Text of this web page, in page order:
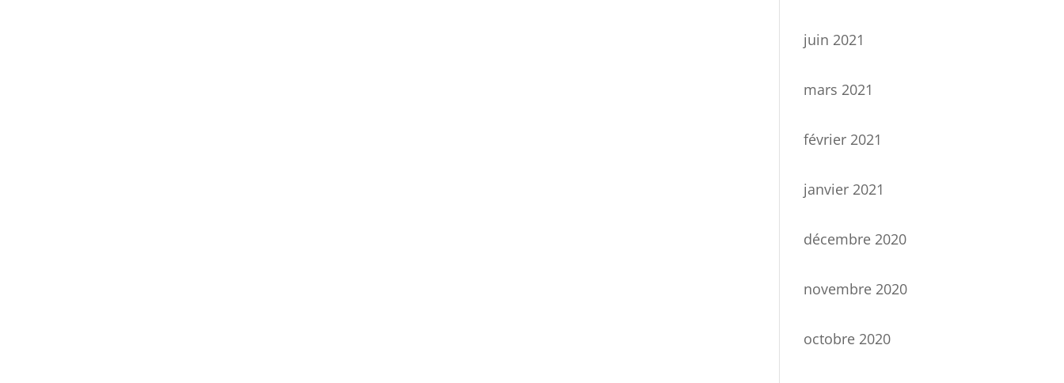
juin 2021
mars 2021
février 2021
janvier 2021
décembre 2020
novembre 2020
octobre 2020